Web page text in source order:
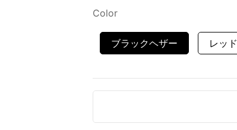
Color
ブラックヘザー レッ